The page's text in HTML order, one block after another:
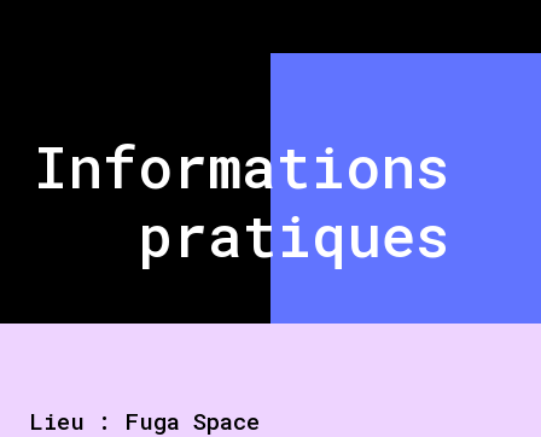
Informations
pratiques
Lieu : Fuga Space